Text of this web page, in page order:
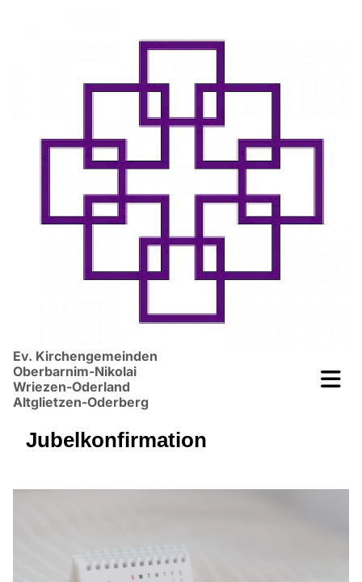
Ev. Kirchengemeinden
Oberbarnim-Nikolai
Wriezen-Oderland
Altglietzen-Oderberg
Jubelkonfirmation